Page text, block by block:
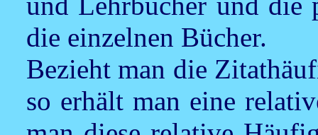
die einzelnen Bücher.
Bezieht man die
so erhält man eine